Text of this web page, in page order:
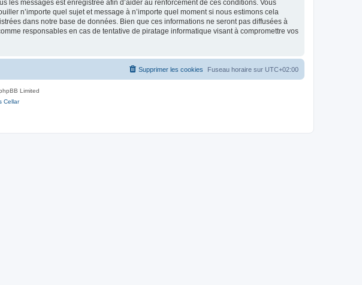
les messages est enregistrée afin d’aider au renforcement de ces conditions. Vous
n’importe quel sujet et message à n’importe quel moment si nous estimons cela
dans notre base de données. Bien que ces informations ne seront pas diffusées à
responsables en cas de tentative de piratage informatique visant à compromettre vos
Fuseau horaire sur UTC+02:00
Supprimer les cookies
Limited
Cellar